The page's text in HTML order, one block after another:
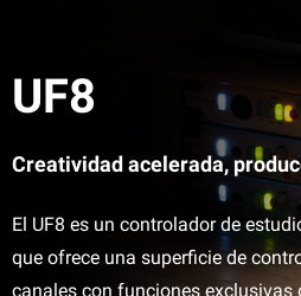
UF8
Creatividad acelerada,
El UF8 es un controlador de
que ofrece una superficie de
canales con funciones